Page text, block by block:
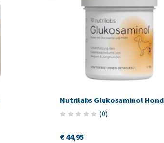
Nutrilabs Glukosaminol Hond
(0)
€ 44,95